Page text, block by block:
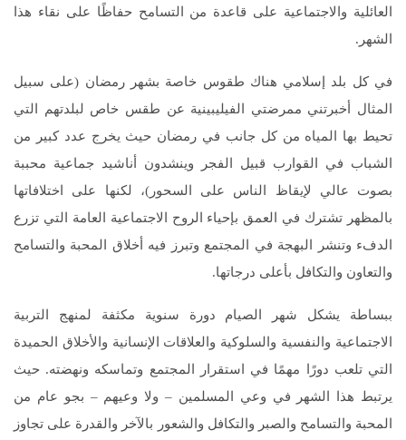
العائلية والاجتماعية على قاعدة من التسامح حفاظًا على نقاء هذا
الشهر.
في كل بلد إسلامي هناك طقوس خاصة بشهر رمضان (على سبيل
المثال أخبرتني ممرضتي الفيليبينية عن طقس خاص لبلدتهم التي
تحيط بها المياه من كل جانب في رمضان حيث يخرج عدد كبير من
الشباب في القوارب قبيل الفجر وينشدون أناشيد جماعية محببة
بصوت عالي لإيقاظ الناس على السحور)، لكنها على اختلافاتها
بالمظهر تشترك في العمق بإحياء الروح الاجتماعية العامة التي تزرع
الدفء وتنشر البهجة في المجتمع وتبرز فيه أخلاق المحبة والتسامح
والتعاون والتكافل بأعلى درجاتها.
ببساطة يشكل شهر الصيام دورة سنوية مكثفة لمنهج التربية
الاجتماعية والنفسية والسلوكية والعلاقات الإنسانية والأخلاق الحميدة
التي تلعب دورًا مهمًا في استقرار المجتمع وتماسكه ونهضته. حيث
يرتبط هذا الشهر في وعي المسلمين – ولا وعيهم – بجو عام من
المحبة والتسامح والصبر والتكافل والشعور بالآخر والقدرة على تجاوز